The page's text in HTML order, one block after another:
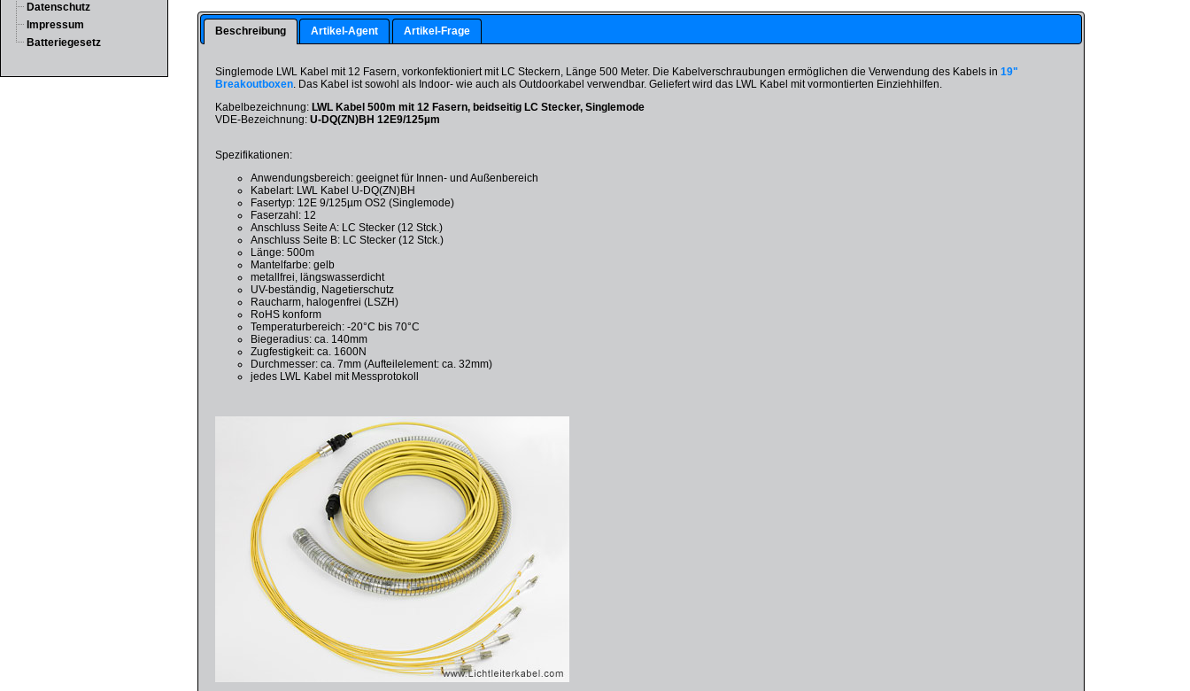
Datenschutz
Impressum
Batteriegesetz
Beschreibung Artikel-Agent Artikel-Frage
Singlemode LWL Kabel mit 12 Fasern, vorkonfektioniert mit LC Steckern, Länge 500 Meter. Die Kabelverschraubungen ermöglichen die Verwendung des Kabels in19"
Breakoutboxen . Das Kabel ist sowohl als Indoor- wie auch als Outdoorkabel verwendbar. Geliefert wird das LWL Kabel mit vormontierten Einziehhilfen.
Kabelbezeichnung:LWL Kabel 500m mit 12 Fasern, beidseitig LC Stecker, Singlemode
VDE-Bezeichnung:U-DQ(ZN)BH 12E9/125µm
Spezifikationen:
Anwendungsbereich: geeignet für Innen- und Außenbereich
Kabelart: LWL Kabel U-DQ(ZN)BH
Fasertyp: 12E 9/125µm OS2 (Singlemode)
Faserzahl: 12
Anschluss Seite A: LC Stecker (12 Stck.)
Anschluss Seite B: LC Stecker (12 Stck.)
Länge: 500m
Mantelfarbe: gelb
metallfrei, längswasserdicht
UV-beständig, Nagetierschutz
Raucharm, halogenfrei (LSZH)
RoHS konform
Temperaturbereich: -20°C bis 70°C
Biegeradius: ca. 140mm
Zugfestigkeit: ca. 1600N
Durchmesser: ca. 7mm (Aufteilelement: ca. 32mm)
jedes LWL Kabel mit Messprotokoll